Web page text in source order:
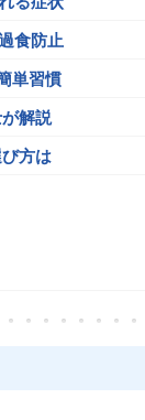
食防止
単習慣
解説
方は